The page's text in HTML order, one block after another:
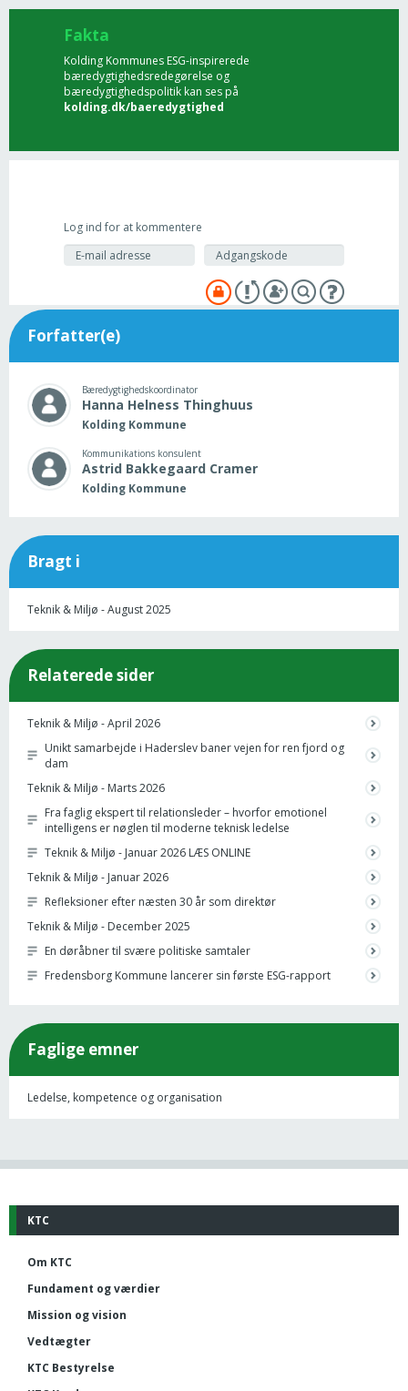
Fakta
Kolding Kommunes ESG-inspirerede
bæredygtighedsredegørelse og
bæredygtighedspolitik kan ses på
kolding.dk/baeredygtighed
Log ind for at kommentere
Forfatter(e)
Bæredygtighedskoordinator
Hanna Helness Thinghuus
Kolding Kommune
Kommunikations konsulent
Astrid Bakkegaard Cramer
Kolding Kommune
Bragt i
Teknik & Miljø - August 2025
Relaterede sider
Teknik & Miljø - April 2026
Unikt samarbejde i Haderslev baner vejen for ren fjord og
dam
Teknik & Miljø - Marts 2026
Fra faglig ekspert til relationsleder – hvorfor emotionel
intelligens er nøglen til moderne teknisk ledelse
Teknik & Miljø - Januar 2026 LÆS ONLINE
Teknik & Miljø - Januar 2026
Refleksioner efter næsten 30 år som direktør
Teknik & Miljø - December 2025
En døråbner til svære politiske samtaler
Fredensborg Kommune lancerer sin første ESG-rapport
Faglige emner
Ledelse, kompetence og organisation
KTC
Om KTC
Fundament og værdier
Mission og vision
Vedtægter
KTC Bestyrelse